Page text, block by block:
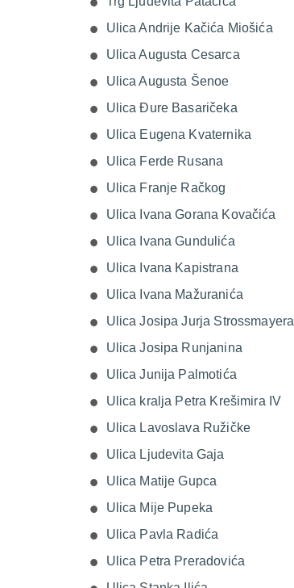
Ulica Andrije Kačića Miošića
Ulica Augusta Cesarca
Ulica Augusta Šenoe
Ulica Đure Basaričeka
Ulica Eugena Kvaternika
Ulica Ferde Rusana
Ulica Franje Račkog
Ulica Ivana Gorana Kovačića
Ulica Ivana Gundulića
Ulica Ivana Kapistrana
Ulica Ivana Mažuranića
Ulica Josipa Jurja Strossmayera
Ulica Josipa Runjanina
Ulica Junija Palmotića
Ulica kralja Petra Krešimira IV
Ulica Lavoslava Ružičke
Ulica Ljudevita Gaja
Ulica Matije Gupca
Ulica Mije Pupeka
Ulica Pavla Radića
Ulica Petra Preradovića